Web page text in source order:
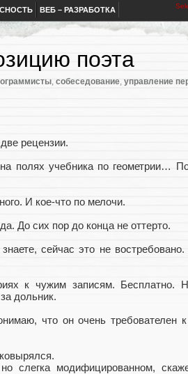
ВЕБ – РАЗРАБОТКА
поэта
, собеседование, управление
рецензии.
полях учебника по геометрии…
И кое-что по мелочи.
До сих пор до конца не оттерто.
сейчас это не востребовано.
к чужим записям. Бесплатно.
дольник.
что он очень требователен
слегка модифицированном,